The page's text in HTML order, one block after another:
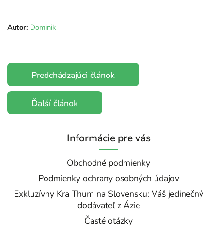
Autor: Dominik
Predchádzajúci článok
Ďalší článok
Informácie pre vás
Obchodné podmienky
Podmienky ochrany osobných údajov
Exkluzívny Kra Thum na Slovensku: Váš jedinečný
dodávateľ z Ázie
Časté otázky